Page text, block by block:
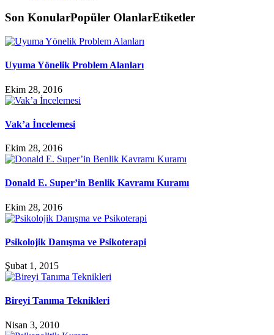
Son KonularPopüler OlanlarEtiketler
Uyuma Yönelik Problem Alanları
Ekim 28, 2016
Vak’a İncelemesi
Ekim 28, 2016
Donald E. Super’in Benlik Kavramı Kuramı
Ekim 28, 2016
Psikolojik Danışma ve Psikoterapi
Şubat 1, 2015
Bireyi Tanıma Teknikleri
Nisan 3, 2010